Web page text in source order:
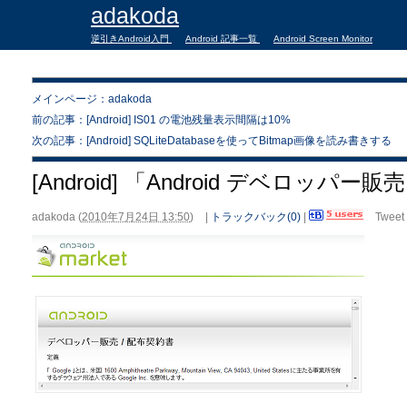
adakoda
逆引きAndroid入門 Android 記事一覧 Android Screen Monitor
メインページ：adakoda
前の記事：[Android] IS01 の電池残量表示間隔は10%
次の記事：[Android] SQLiteDatabaseを使ってBitmap画像を読み書きする
[Android] 「Android デベロッパー販
adakoda (2010年7月24日 13:50) トラックバック(0) Tweet